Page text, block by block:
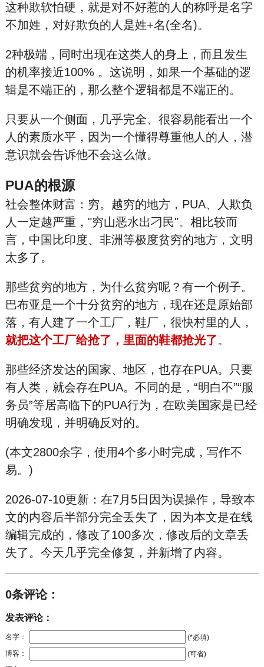
这种欺软怕硬，就是对不好惹的人的称呼是名字
不加姓，对好欺负的人是姓+名(全名)。
2种极端，同时出现在这类人的身上，而且发生
的机率接近100% 。这说明，如果一个基础的逻
辑是不端正的，那么整个逻辑都是不端正的。
只要从一个侧面，几乎完全、很容易能看出一个
人的素质水平，因为一个懂得尊重他人的人，潜
意识就会告诉他不会这么做。
PUA的根源
社会整体财富：穷。越穷的地方，PUA、人欺负
人一定越严重，"穷山恶水出刁民"。相比较而
言，中国比印度、非洲等极度贫穷的地方，文明
太多了。
那些贫穷的地方，为什么贫穷呢？有一个例子。
巴布亚是一个十分贫穷的地方，现在还是原始部
落，有人建了一个工厂，鞋厂，很快村里的人，
就把这个工厂给抢了，里面的鞋都抢光了。
那些经济发达的国家、地区，也存在PUA。只要
有人类，就会存在PUA。不同的是，“明白不”“服
务员”等居高临下的PUA行为，在欧美国家是已经
明确发现，并明确反对的。
(本文2800余字，使用4个多小时完成，写作不
易。)
2026-07-10更新：在7月5日因为误操作，导致本
文的内容后半部分完全丢失了，因为本文是在线
编辑完成的，修改了100多次，修改后的文章丢
失了。今天几乎完全修复，并新增了内容。
0条评论：
发表评论：
名字：
(*必填)
博客：
(可省)